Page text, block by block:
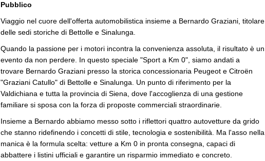
Pubblico
Viaggio nel cuore dell'offerta automobilistica insieme a Bernardo Graziani, titolare
delle sedi storiche di Bettolle e Sinalunga.
Quando la passione per i motori incontra la convenienza assoluta, il risultato è un
evento da non perdere. In questo speciale "Sport a Km 0", siamo andati a
trovare Bernardo Graziani presso la storica concessionaria Peugeot e Citroën
"Graziani Catullo" di Bettolle e Sinalunga. Un punto di riferimento per la
Valdichiana e tutta la provincia di Siena, dove l'accoglienza di una gestione
familiare si sposa con la forza di proposte commerciali straordinarie.
Insieme a Bernardo abbiamo messo sotto i riflettori quattro autovetture da grido
che stanno ridefinendo i concetti di stile, tecnologia e sostenibilità. Ma l'asso nella
manica è la formula scelta: vetture a Km 0 in pronta consegna, capaci di
abbattere i listini ufficiali e garantire un risparmio immediato e concreto.